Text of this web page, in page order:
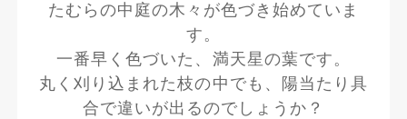
たむらの中庭の木々が色づき始めていま
す。
一番早く色づいた、満天星の葉です。
丸く刈り込まれた枝の中でも、陽当たり具
合で違いが出るのでしょうか？